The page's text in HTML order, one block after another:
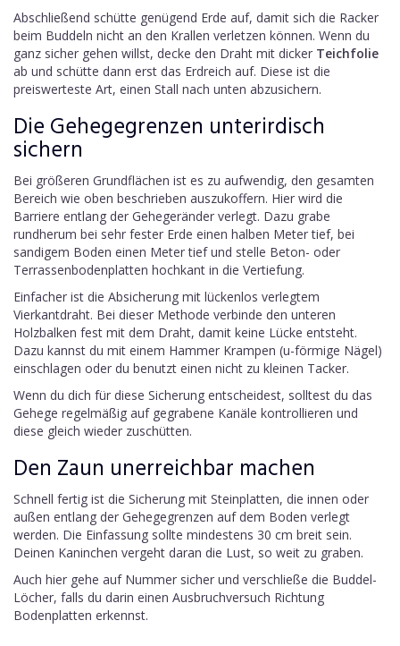
Abschließend schütte genügend Erde auf, damit sich die Racker
beim Buddeln nicht an den Krallen verletzen können. Wenn du
ganz sicher gehen willst, decke den Draht mit dicker Teichfolie
ab und schütte dann erst das Erdreich auf. Diese ist die
preiswerteste Art, einen Stall nach unten abzusichern.
Die Gehegegrenzen unterirdisch
sichern
Bei größeren Grundflächen ist es zu aufwendig, den gesamten
Bereich wie oben beschrieben auszukoffern. Hier wird die
Barriere entlang der Gehegeränder verlegt. Dazu grabe
rundherum bei sehr fester Erde einen halben Meter tief, bei
sandigem Boden einen Meter tief und stelle Beton- oder
Terrassenbodenplatten hochkant in die Vertiefung.
Einfacher ist die Absicherung mit lückenlos verlegtem
Vierkantdraht. Bei dieser Methode verbinde den unteren
Holzbalken fest mit dem Draht, damit keine Lücke entsteht.
Dazu kannst du mit einem Hammer Krampen (u-förmige Nägel)
einschlagen oder du benutzt einen nicht zu kleinen Tacker.
Wenn du dich für diese Sicherung entscheidest, solltest du das
Gehege regelmäßig auf gegrabene Kanäle kontrollieren und
diese gleich wieder zuschütten.
Den Zaun unerreichbar machen
Schnell fertig ist die Sicherung mit Steinplatten, die innen oder
außen entlang der Gehegegrenzen auf dem Boden verlegt
werden. Die Einfassung sollte mindestens 30 cm breit sein.
Deinen Kaninchen vergeht daran die Lust, so weit zu graben.
Auch hier gehe auf Nummer sicher und verschließe die Buddel-
Löcher, falls du darin einen Ausbruchversuch Richtung
Bodenplatten erkennst.